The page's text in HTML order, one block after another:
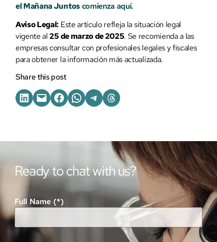
el Mañana Juntoscomienza aquí.
Aviso Legal: Este artículo refleja la situación legal
vigente al25 de marzo de 2025. Se recomienda a las
empresas consultar con profesionales legales y fiscales
para obtener la información más actualizada.
Share this post
Ready to chat with us?
Full Name (*)